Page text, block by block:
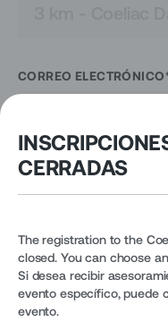
CORREO ELECTRÓNICO
CERRADAS
The registration to the
closed. You can choose
Si desea recibir
evento específico, puede
evento.